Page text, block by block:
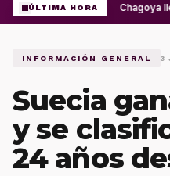
ÚLTIMA HORA Ray Chagoya
INFORMACIÓN GENERAL 3
Suecia
y se
24 años